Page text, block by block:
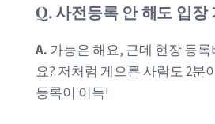
Q. 사전등록 안 해도 입장
A. 가능은 해요, 근데 현장 등
요? 저처럼 게으른 사람도 2분
등록이 이득!